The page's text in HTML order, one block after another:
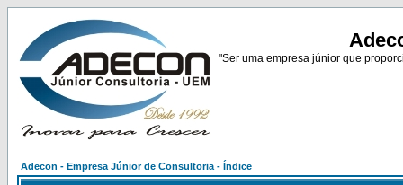
"Ser uma empresa júnior que
Adecon - Empresa Júnior de Consultoria - Índice